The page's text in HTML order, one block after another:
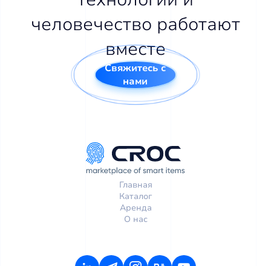
человечество работают
вместе
Свяжитесь с
нами
Главная
Каталог
Аренда
О нас